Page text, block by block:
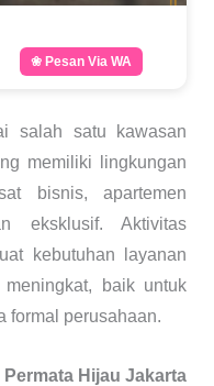
❀ Pesan Via WA
salah satu kawasan
memiliki lingkungan
bisnis, apartemen
eksklusif. Aktivitas
kebutuhan layanan
baik untuk
formal perusahaan.
Hijau Jakarta